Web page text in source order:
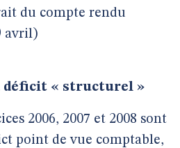
du compte rendu
avril)
déficit « structurel »
2006, 2007 et 2008 sont
point de vue comptable,